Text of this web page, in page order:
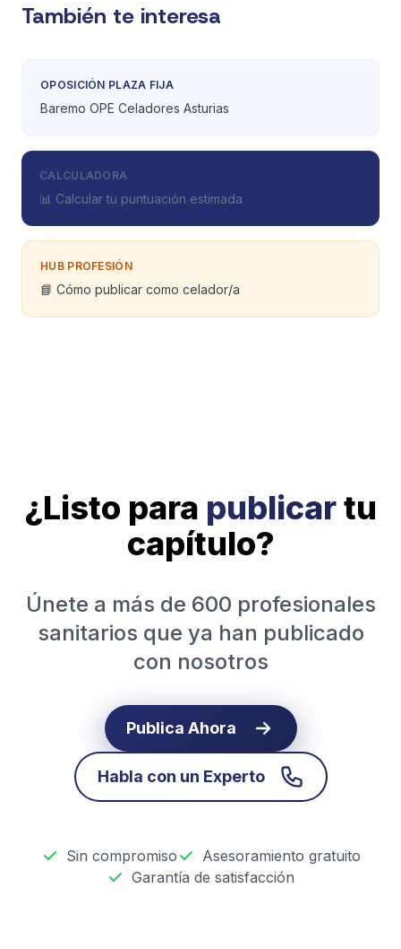
También te interesa
OPOSICIÓN PLAZA FIJA
Baremo OPE Celadores Asturias
CALCULADORA
📊 Calcular tu puntuación estimada
HUB PROFESIÓN
📘 Cómo publicar como celador/a
¿Listo para publicartu
capítulo?
Únete a más de 600 profesionales
sanitarios que ya han publicado
con nosotros
Publica Ahora
Habla con un Experto
Sin compromiso
Asesoramiento gratuito
Garantía de satisfacción